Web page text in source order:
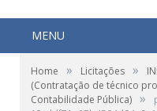
MENU
Home » Licitações »
(Contratação de técnico
Contabilidade Pública) »